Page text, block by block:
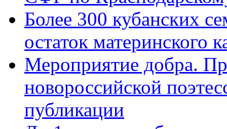
Более 300 кубанских
остаток материнского
Мероприятие добра.
новороссийской
публикации